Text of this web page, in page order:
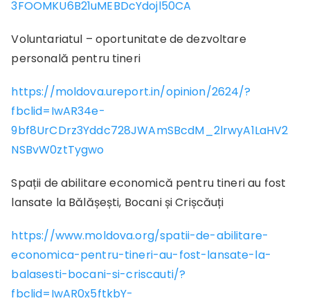
3FOOMKU6B21uMEBDcYdojl50CA
Voluntariatul – oportunitate de dezvoltare
personală pentru tineri
https://moldova.ureport.in/opinion/2624/?
fbclid=IwAR34e-
9bf8UrCDrz3Yddc728JWAmSBcdM_2lrwyA1LaHV2
NSBvW0ztTygwo
Spații de abilitare economică pentru tineri au fost
lansate la Bălășești, Bocani și Crișcăuți
https://www.moldova.org/spatii-de-abilitare-
economica-pentru-tineri-au-fost-lansate-la-
balasesti-bocani-si-criscauti/?
fbclid=IwAR0x5ftkbY-